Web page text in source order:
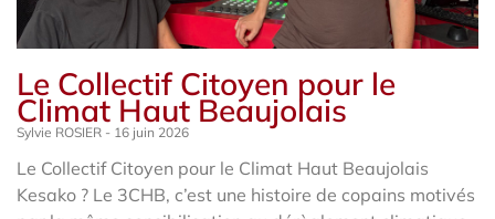
Le Collectif Citoyen pour le
Climat Haut Beaujolais
Sylvie ROSIER 16 juin 2026
Le Collectif Citoyen pour le Climat Haut Beaujolais
Kesako ? Le 3CHB, c’est une histoire de copains motivés